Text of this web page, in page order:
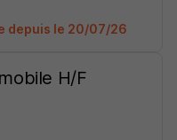
depuis le 20/07/26
H/F